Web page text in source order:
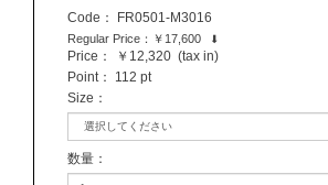
Code：
FR0501-M3016
Regular Price： ￥17,600 ⬇
Price： ￥12,320 (tax in)
Point： 112 pt
Size ：
数量 ：